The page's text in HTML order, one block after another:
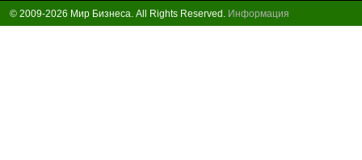
© 2009-2026 Мир Бизнеса. All Rights Reserved. Информация